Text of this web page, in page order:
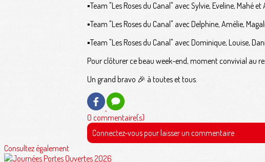
▪️Team "Les Roses du Canal" avec Sylvie, Eveline, Mahé et
▪️Team "Les Roses du Canal" avec Delphine, Amélie,
▪️Team "Les Roses du Canal" avec Dominique, Louise,
Pour clôturer ce beau week-end, moment convivial au
Un grand bravo 🎉 à toutes et tous.
0 commentaire(s)
Connectez-vous pour laisser un commentaire
Consultez également